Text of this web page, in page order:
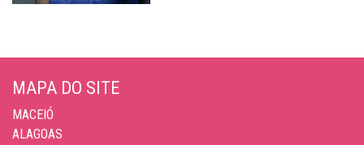
MAPA DO SITE
MACEIÓ
ALAGOAS